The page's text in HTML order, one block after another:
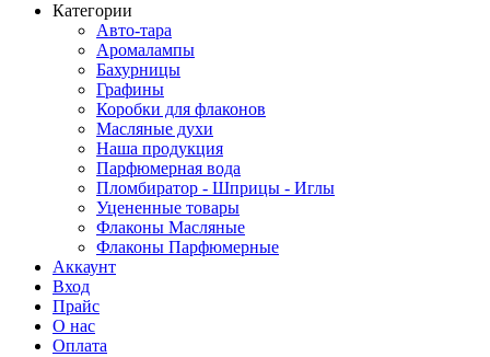
Категории
Авто-тара
Аромалампы
Бахурницы
Графины
Коробки для флаконов
Масляные духи
Наша продукция
Парфюмерная вода
Пломбиратор - Шприцы - Иглы
Уцененные товары
Флаконы Масляные
Флаконы Парфюмерные
Аккаунт
Вход
Прайс
О нас
Оплата